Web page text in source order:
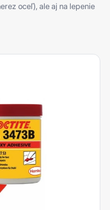
oceľ), ale aj na lepenie